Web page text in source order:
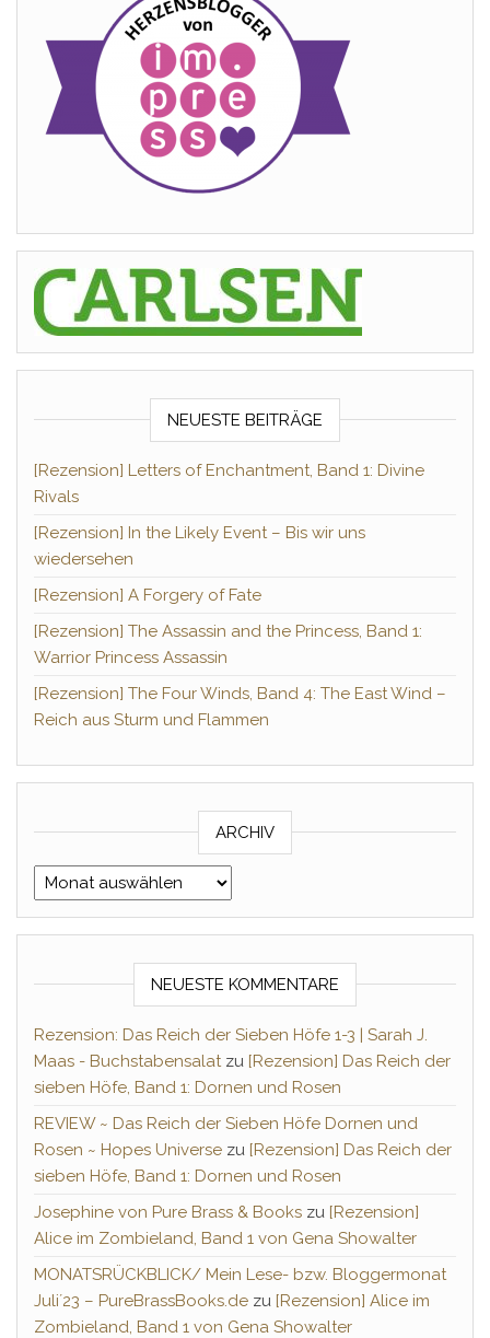
NEUESTE BEITRÄGE
[Rezension] Letters of Enchantment, Band 1: Divine
Rivals
[Rezension] In the Likely Event – Bis wir uns
wiedersehen
[Rezension] A Forgery of Fate
[Rezension] The Assassin and the Princess, Band 1:
Warrior Princess Assassin
[Rezension] The Four Winds, Band 4: The East Wind –
Reich aus Sturm und Flammen
ARCHIV
Archiv
NEUESTE KOMMENTARE
Rezension: Das Reich der Sieben Höfe 1-3 | Sarah J.
Maas - Buchstabensalatzu [Rezension] Das Reich der
sieben Höfe, Band 1: Dornen und Rosen
REVIEW ~ Das Reich der Sieben Höfe Dornen und
Rosen ~ Hopes Universe zu [Rezension] Das Reich der
sieben Höfe, Band 1: Dornen und Rosen
Josephine von Pure Brass & Books zu [Rezension]
Alice im Zombieland, Band 1 von Gena Showalter
MONATSRÜCKBLICK/ Mein Lese- bzw. Bloggermonat
Juli´23 – PureBrassBooks.de zu [Rezension] Alice im
Zombieland, Band 1 von Gena Showalter